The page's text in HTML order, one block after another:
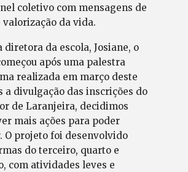
coletivo com mensagens de
valorização da vida.
diretora da escola, Josiane, o
após uma palestra
realizada em março deste
a divulgação das inscrições do
de Laranjeira, decidimos
mais ações para poder
O projeto foi desenvolvido
do terceiro, quarto e
com atividades leves e